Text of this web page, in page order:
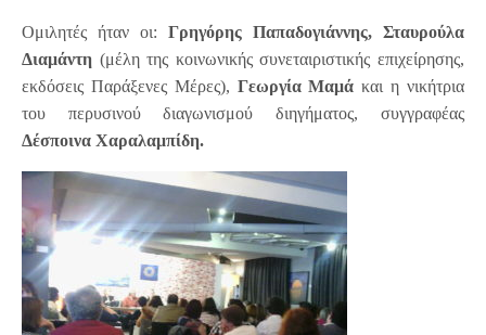
Ομιλητές ήταν οι: Γρηγόρης Παπαδογιάννης, Σταυρούλα
Διαμάντη (μέλη της κοινωνικής συνεταιριστικής επιχείρησης,
εκδόσεις Παράξενες Μέρες), Γεωργία Μαμάκαι η νικήτρια
του περυσινού διαγωνισμού διηγήματος, συγγραφέας
Δέσποινα Χαραλαμπίδη.